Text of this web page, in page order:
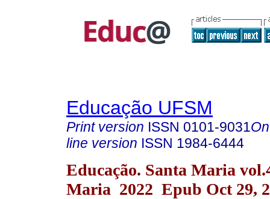
Educação UFSM
Print version ISSN 0101-9031
line version ISSN 1984-6444
Educação. Santa Maria
Maria 2022 Epub Oct 29,